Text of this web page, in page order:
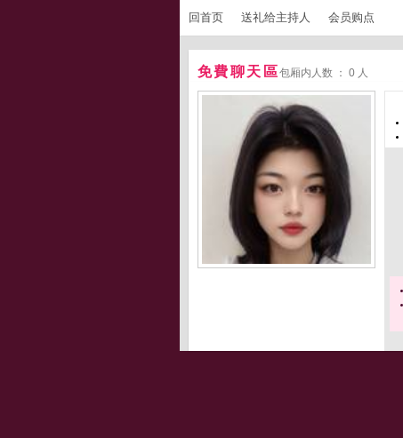
回首页 送礼给主持人 会员购点
免費聊天區包厢内人数 ： 0 人